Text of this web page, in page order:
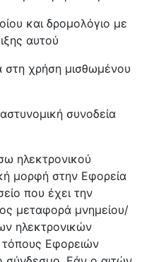
και δρομολόγιο με
αυτού
στη χρήση μισθωμένου
συνοδεία
ηλεκτρονικού
μορφή στην Εφορεία
που έχει την
μεταφορά μνημείου/
ηλεκτρονικών
Εφορειών